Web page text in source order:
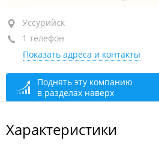
Уссурийск, ул. Калинина, 48
ТЦ "Оскар", 1-й этаж
+7 914 711-98-80
закрыто, откроется в 10:00
Уссурийск
1 телефон
Показать адреса и контакты
Поднять эту компанию
в разделах наверх
Характеристики